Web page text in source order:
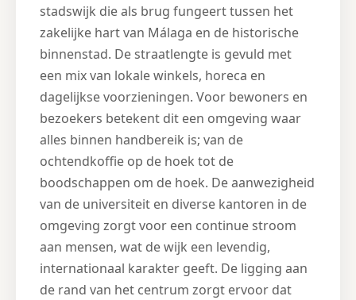
stadswijk die als brug fungeert tussen het
zakelijke hart van Málaga en de historische
binnenstad. De straatlengte is gevuld met
een mix van lokale winkels, horeca en
dagelijkse voorzieningen. Voor bewoners en
bezoekers betekent dit een omgeving waar
alles binnen handbereik is; van de
ochtendkoffie op de hoek tot de
boodschappen om de hoek. De aanwezigheid
van de universiteit en diverse kantoren in de
omgeving zorgt voor een continue stroom
aan mensen, wat de wijk een levendig,
internationaal karakter geeft. De ligging aan
de rand van het centrum zorgt ervoor dat